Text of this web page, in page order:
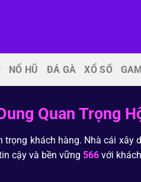
NỔ HŨ ĐÁ GÀ XỔ SỐ
Quan Trọng
khách hàng. Nhà cái xây
cậy và bền vững 566 với